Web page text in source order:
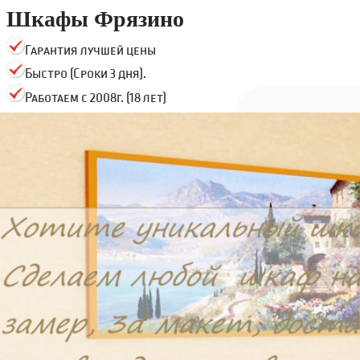
Шкафы Фрязино
Гарантия лучшей цены
Быстро (Сроки 3 дня).
Работаем с 2008г. (18 лет)